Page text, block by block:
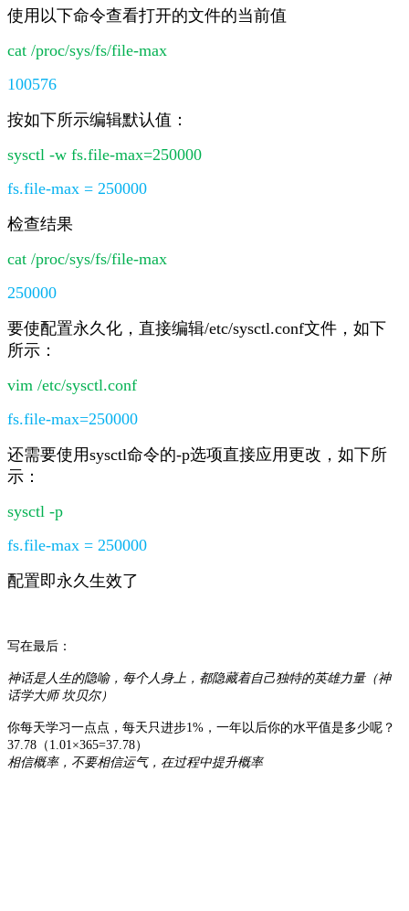
使用以下命令查看打开的文件的当前值
cat /proc/sys/fs/file-max
100576
按如下所示编辑默认值：
sysctl -w fs.file-max=250000
fs.file-max = 250000
检查结果
cat /proc/sys/fs/file-max
250000
要使配置永久化，直接编辑/etc/sysctl.conf文件，如下
所示：
vim /etc/sysctl.conf
fs.file-max=250000
还需要使用sysctl命令的-p选项直接应用更改，如下所
示：
sysctl -p
fs.file-max = 250000
配置即永久生效了
写在最后：
神话是人生的隐喻，每个人身上，都隐藏着自己独特的英雄力量（神
话学大师 坎贝尔）
你每天学习一点点，每天只进步1%，一年以后你的水平值是多少呢？
37.78（1.01×365=37.78）
相信概率，不要相信运气，在过程中提升概率